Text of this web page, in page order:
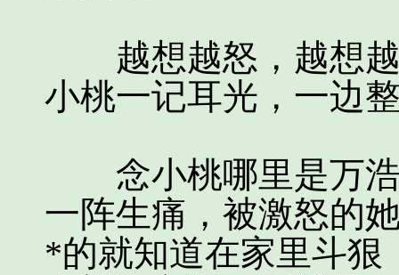
越想越怒，越想越
小桃一记耳光，一边
念小桃哪里是万浩
一阵生痛，被激怒的
*的就知道在家里斗狠